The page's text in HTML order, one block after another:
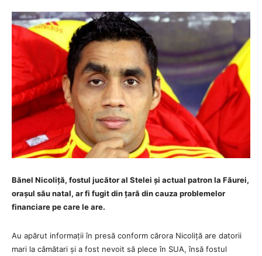
Bănel Nicoliță, fostul jucător al Stelei și actual patron la Făurei,
orașul său natal, ar fi fugit din țară din cauza problemelor
financiare pe care le are.
Au apărut informații în presă conform cărora Nicoliță are datorii
mari la cămătari și a fost nevoit să plece în SUA, însă fostul